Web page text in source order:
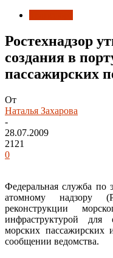
Ростехнадзор
создания в
пассажирских
От
Наталья Захарова
-
28.07.2009
2121
0
Федеральная служба по
атомному надзору
реконструкции
инфраструктурой для
морских пассажирских
сообщении ведомства.